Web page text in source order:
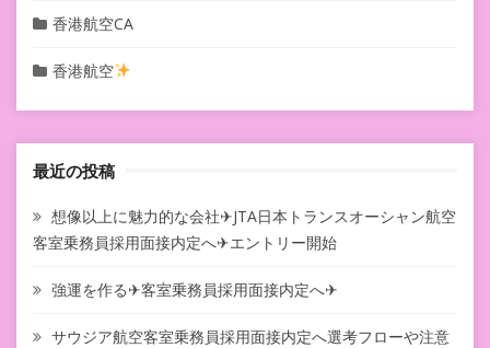
香港航空CA
香港航空
最近の投稿
想像以上に魅力的な会社✈JTA日本トランスオーシャン航空
客室乗務員採用面接内定へ✈エントリー開始
強運を作る✈客室乗務員採用面接内定へ✈
サウジア航空客室乗務員採用面接内定へ選考フローや注意